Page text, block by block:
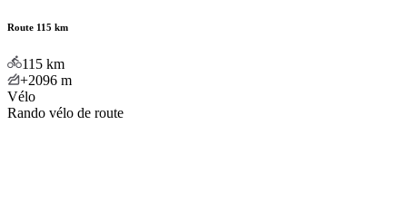
Route 115 km
115 km
+2096 m
Vélo
Rando vélo de route